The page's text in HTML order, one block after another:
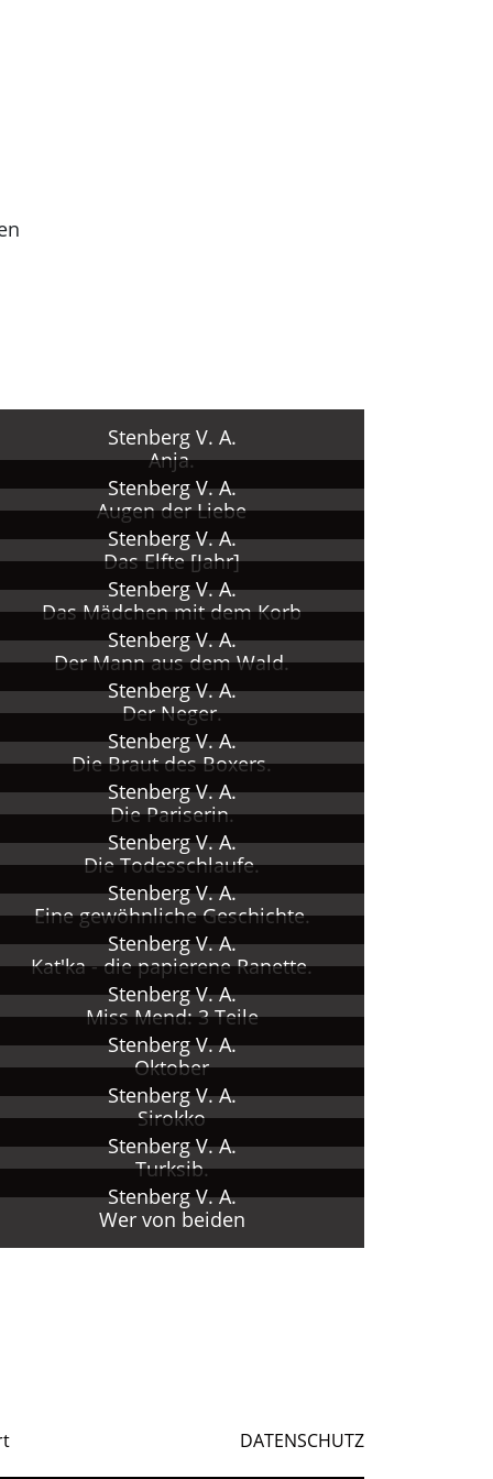
bei
Stenberg V. A.
Anja.
Stenberg V. A.
Augen der Liebe
Stenberg V. A.
Das Elfte [Jahr]
Stenberg V. A.
Das Mädchen mit dem Korb
Stenberg V. A.
Der Mann aus dem Wald.
Stenberg V. A.
Der Neger.
Stenberg V. A.
Die Braut des Boxers.
Stenberg V. A.
Die Pariserin.
Stenberg V. A.
Die Todesschlaufe.
Stenberg V. A.
Eine gewöhnliche Geschichte.
Stenberg V. A.
Kat'ka - die papierene Ranette.
Stenberg V. A.
Miss Mend: 3 Teile
Stenberg V. A.
Oktober
Stenberg V. A.
Sirokko
Stenberg V. A.
Turksib.
Stenberg V. A.
Wer von beiden
DATENSCHUTZ